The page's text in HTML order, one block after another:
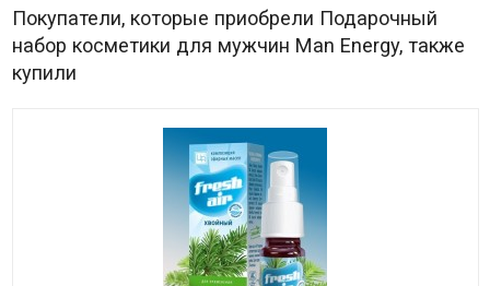
Покупатели, которые приобрели Подарочный
набор косметики для мужчин Man Energy, также
купили